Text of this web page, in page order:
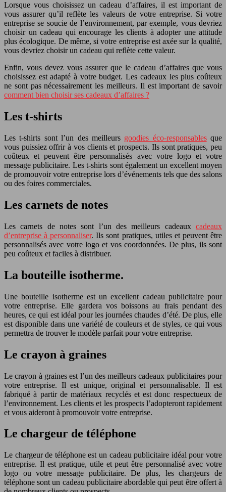
Lorsque vous choisissez un cadeau d’affaires, il est important de
vous assurer qu’il reflète les valeurs de votre entreprise. Si votre
entreprise se soucie de l’environnement, par exemple, vous devriez
choisir un cadeau qui encourage les clients à adopter une attitude
plus écologique. De même, si votre entreprise est axée sur la qualité,
vous devriez choisir un cadeau qui reflète cette valeur.
Enfin, vous devez vous assurer que le cadeau d’affaires que vous
choisissez est adapté à votre budget. Les cadeaux les plus coûteux
ne sont pas nécessairement les meilleurs. Il est important de savoir
comment bien choisir ses cadeaux d’affaires ?
Les t-shirts
Les t-shirts sont l’un des meilleurs goodies éco-responsablesque
vous puissiez offrir à vos clients et prospects. Ils sont pratiques, peu
coûteux et peuvent être personnalisés avec votre logo et votre
message publicitaire. Les t-shirts sont également un excellent moyen
de promouvoir votre entreprise lors d’événements tels que des salons
ou des foires commerciales.
Les carnets de notes
Les carnets de notes sont l’un des meilleurs cadeaux cadeaux
d’entreprise à personnaliser. Ils sont pratiques, utiles et peuvent être
personnalisés avec votre logo et vos coordonnées. De plus, ils sont
peu coûteux et faciles à distribuer.
La bouteille isotherme.
Une bouteille isotherme est un excellent cadeau publicitaire pour
votre entreprise. Elle gardera vos boissons au frais pendant des
heures, ce qui est idéal pour les journées chaudes d’été. De plus, elle
est disponible dans une variété de couleurs et de styles, ce qui vous
permettra de trouver le modèle parfait pour votre entreprise.
Le crayon à graines
Le crayon à graines est l’un des meilleurs cadeaux publicitaires pour
votre entreprise. Il est unique, original et personnalisable. Il est
fabriqué à partir de matériaux recyclés et est donc respectueux de
l’environnement. Les clients et les prospects l’adopteront rapidement
et vous aideront à promouvoir votre entreprise.
Le chargeur de téléphone
Le chargeur de téléphone est un cadeau publicitaire idéal pour votre
entreprise. Il est pratique, utile et peut être personnalisé avec votre
logo ou votre message publicitaire. De plus, les chargeurs de
téléphone sont un cadeau publicitaire abordable qui peut être offert à